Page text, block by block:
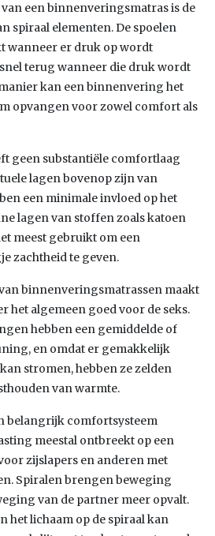
een binnenveringsmatras is de
spiraal elementen. De spoelen
wanneer er druk op wordt
terug wanneer die druk wordt
kan een binnenvering het
opvangen voor zowel comfort als
geen substantiële comfortlaag
lagen bovenop zijn van
een minimale invloed op het
lagen van stoffen zoals katoen
meest gebruikt om een
zachtheid te geven.
binnenveringsmatrassen maakt
het algemeen goed voor de seks.
hebben een gemiddelde of
en omdat er gemakkelijk
stromen, hebben ze zelden
van warmte.
belangrijk comfortsysteem
meestal ontbreekt op een
zijslapers en anderen met
Spiralen brengen beweging
van de partner meer opvalt.
het lichaam op de spiraal kan